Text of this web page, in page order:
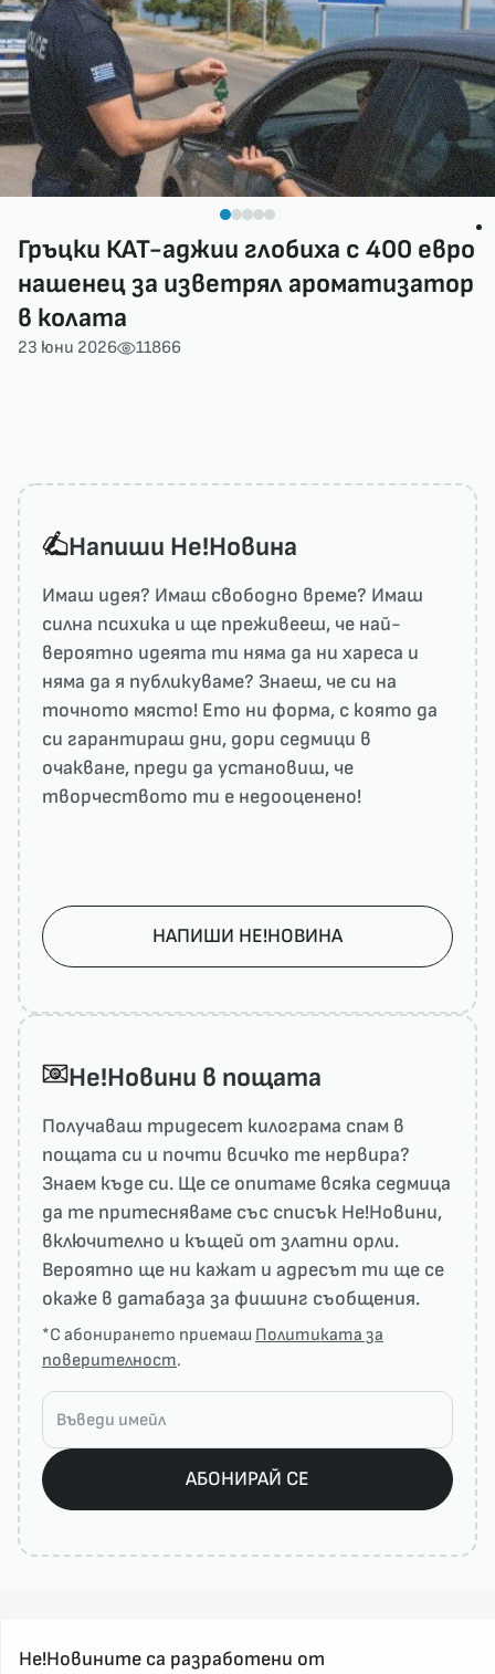
Гръцки КАТ-аджии глобиха с 400 евро
нашенец за изветрял ароматизатор
в колата
23 юни 2026 11866
Напиши He!Новина
Имаш идея? Имаш свободно време? Имаш
силна психика и ще преживееш, че най-
вероятно идеята ти няма да ни харесa и
няма да я публикуваме? Знаеш, че си на
точното място! Ето ни форма, с която да
си гарантираш дни, дори седмици в
очакване, преди да установиш, че
творчеството ти е недооценено!
НАПИШИ НЕ!НОВИНА
He!Новини в пощата
Получаваш тридесет килограма спам в
пощата си и почти всичко те нервира?
Знаем къде си. Ще се опитаме всяка седмица
да те притесняваме със списък He!Новини,
включително и къщей от златни орли.
Вероятно ще ни кажат и адресът ти ще се
окаже в датабаза за фишинг съобщения.
*С абонирането приемаш Политиката за
поверителност.
АБОНИРАЙ СЕ
Не!Новините са разработени от